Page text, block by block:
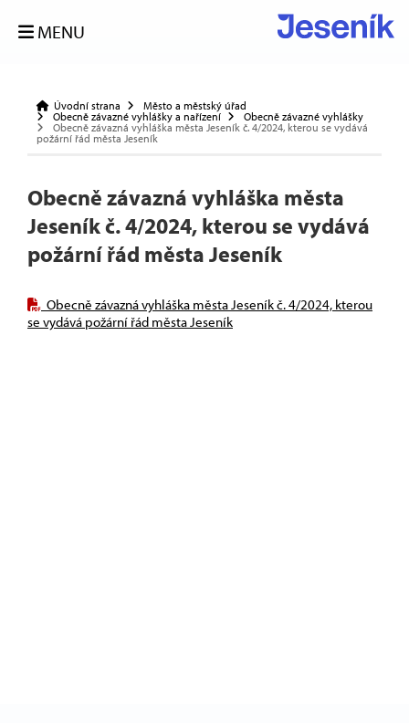
MENU
Úvodní strana
Město a městský úřad
Obecně závazné vyhlášky a nařízení
Obecně závazné vyhlášky
Obecně závazná vyhláška města Jeseník č. 4/2024, kterou se vydává
požární řád města Jeseník
Obecně závazná vyhláška města
Jeseník č. 4/2024, kterou se vydává
požární řád města Jeseník
Obecně závazná vyhláška města Jeseník č. 4/2024, kterou
se vydává požární řád města Jeseník